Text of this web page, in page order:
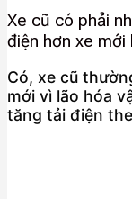
Xe cũ có phải
điện hơn xe mới
Có, xe cũ
mới vì lão hóa
tăng tải điện